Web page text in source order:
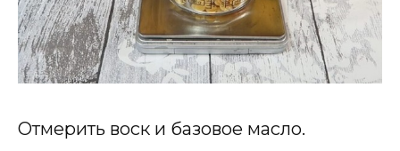
Отмерить воск и базовое масло.